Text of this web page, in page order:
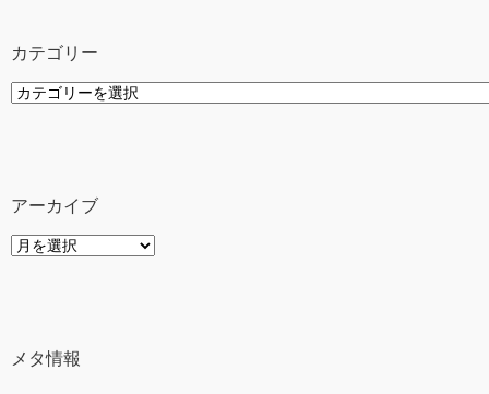
カテゴリー
カ
アーカイブ
ア
メタ情報